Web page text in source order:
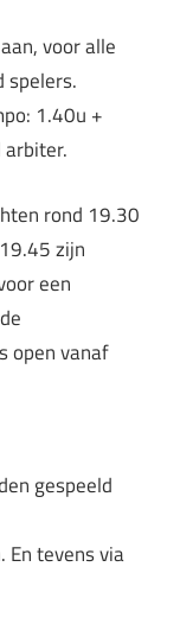
voor alle
spelers.
1.40u +
arbiter.
rond 19.30
zijn
een
open vanaf
gespeeld
En tevens via